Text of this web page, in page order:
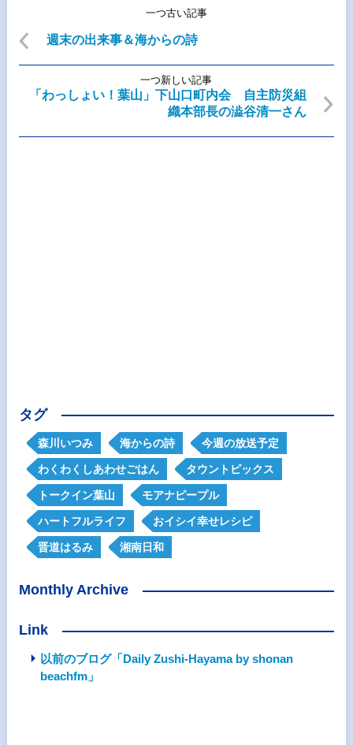
一つ古い記事
週末の出来事＆海からの詩
一つ新しい記事
「わっしょい！葉山」下山口町内会 自主防災組
織本部長の澁谷清一さん
タグ
森川いつみ 海からの詩 今週の放送予定
わくわくしあわせごはん タウントピックス
トークイン葉山 モアナピープル
ハートフルライフ おイシイ幸せレシピ
晋道はるみ 湘南日和
Monthly Archive
Link
以前のブログ「Daily Zushi-Hayama by shonan
beachfm」